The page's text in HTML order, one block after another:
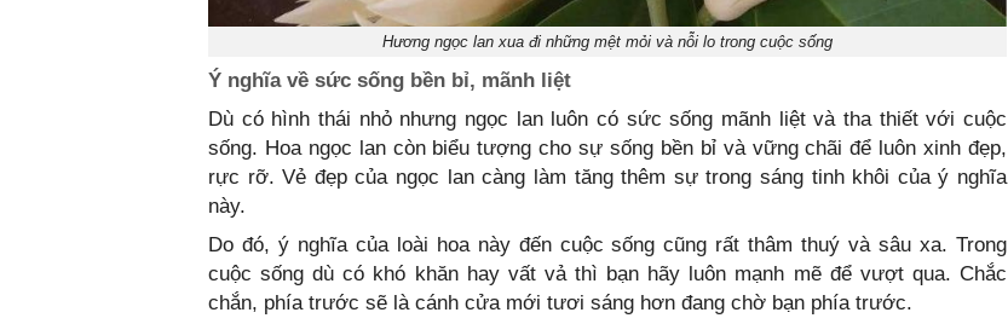
Hương ngọc lan xua đi những mệt mỏi và nỗi lo trong cuộc sống
Ý nghĩa về sức sống bền bỉ, mãnh liệt
Dù có hình thái nhỏ nhưng ngọc lan luôn có sức sống mãnh liệt và tha thiết với cuộc
sống. Hoa ngọc lan còn biểu tượng cho sự sống bền bỉ và vững chãi để luôn xinh đẹp,
rực rỡ. Vẻ đẹp của ngọc lan càng làm tăng thêm sự trong sáng tinh khôi của ý nghĩa
này.
Do đó, ý nghĩa của loài hoa này đến cuộc sống cũng rất thâm thuý và sâu xa. Trong
cuộc sống dù có khó khăn hay vất vả thì bạn hãy luôn mạnh mẽ để vượt qua. Chắc
chắn, phía trước sẽ là cánh cửa mới tươi sáng hơn đang chờ bạn phía trước.